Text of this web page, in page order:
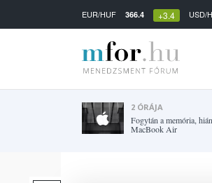
EUR/HUF 366.4 +3.4 USD/
2 ÓRÁJA
Fogytán a memória,
MacBook Air